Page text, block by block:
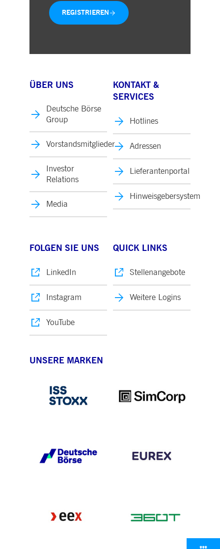
REGISTRIEREN
ÜBER UNS
Deutsche Börse
Group
Vorstandsmitglieder
Investor
Relations
Media
KONTAKT &
SERVICES
Hotlines
Adressen
Lieferantenportal
Hinweisgebersystem
FOLGEN SIE UNS
LinkedIn
Instagram
YouTube
QUICK LINKS
Stellenangebote
Weitere Logins
UNSERE MARKEN